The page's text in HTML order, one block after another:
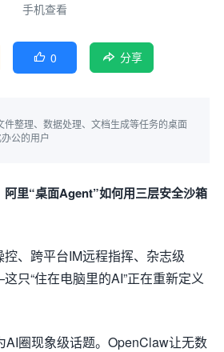
手机查看
 0 分享
件整理、数据处理、文档生成等任务的桌面
公的用户
里“桌面Agent”如何用三层安全沙箱
、跨平台IM远程指挥、杂志级
只“住在电脑里的AI”正在重新定义
AI圈现象级话题。OpenClaw让无数